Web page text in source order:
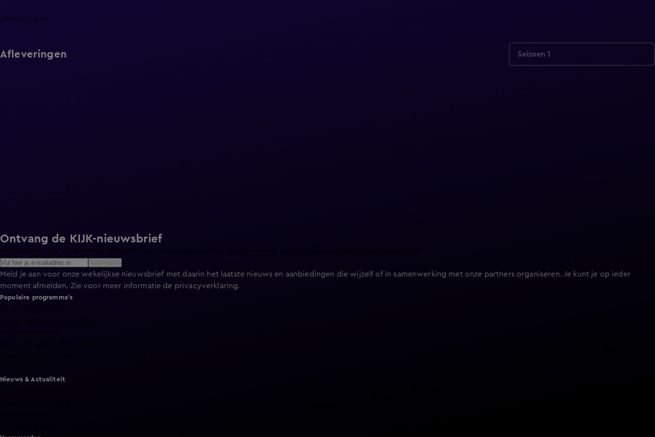
Afleveringen
Afleveringen Seizoen 1
Ontvang de KIJK-nieuwsbrief
Meld je aan voor de nieuwsbrief en blijf op de hoogte van het laatste nieuws over de programma’s en series op KIJK.
Meld je aan voor onze wekelijkse nieuwsbrief met daarin het laatste nieuws en aanbiedingen die wijzelf of in samenwerking met onze partners organiseren. Je kunt je op ieder
moment afmelden. Zie voor meer informatie de privacyverklaring.
Populaire programma's
Nieuws & Actualiteit